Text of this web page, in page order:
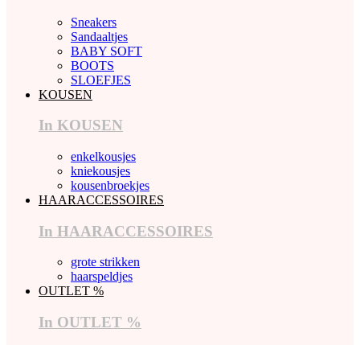
Sneakers
Sandaaltjes
BABY SOFT
BOOTS
SLOEFJES
KOUSEN
In KOUSEN
enkelkousjes
kniekousjes
kousenbroekjes
HAARACCESSOIRES
In HAARACCESSOIRES
grote strikken
haarspeldjes
OUTLET %
In OUTLET %